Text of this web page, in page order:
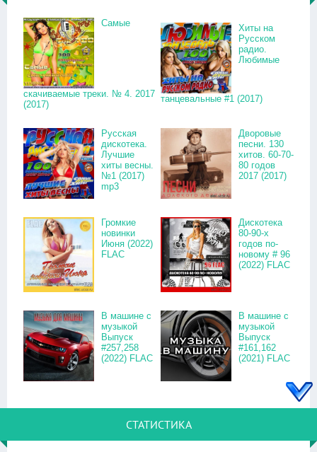
Самые
скачиваемые треки. № 4. 2017
(2017)
Хиты на
Русском
радио.
Любимые
танцевальные #1 (2017)
Русская
дискотека.
Лучшие
хиты весны.
№1 (2017)
mp3
Дворовые
песни. 130
хитов. 60-70-
80 годов
2017 (2017)
Громкие
новинки
Июня (2022)
FLAC
Дискотека
80-90-х
годов по-
новому # 96
(2022) FLAC
В машине с
музыкой
Выпуск
#257,258
(2022) FLAC
В машине с
музыкой
Выпуск
#161,162
(2021) FLAC
СТАТИСТИКА